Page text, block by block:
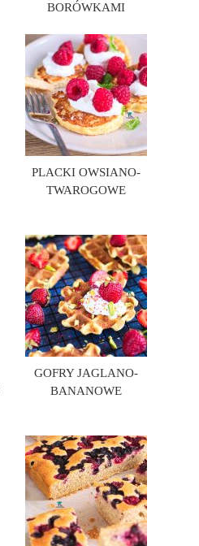
BORÓWKAMI
PLACKI OWSIANO-
TWAROGOWE
GOFRY JAGLANO-
BANANOWE